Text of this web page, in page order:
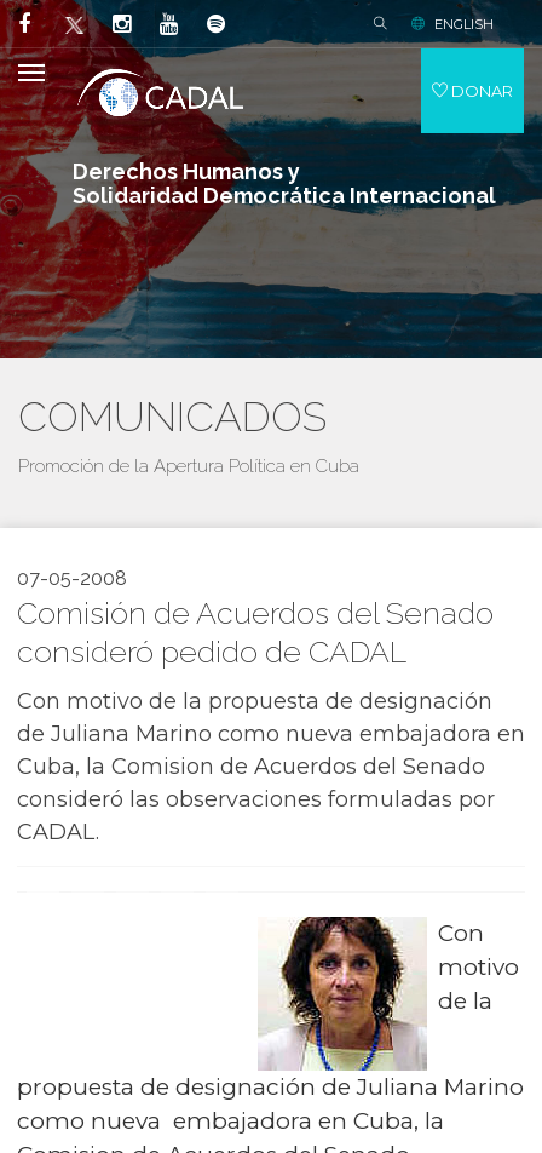
Derechos Humanos y
Solidaridad Democrática Internacional
ENGLISH
DONAR
COMUNICADOS
Promoción de la Apertura Política en Cuba
07-05-2008
Comisión de Acuerdos del Senado
consideró pedido de CADAL
Con motivo de la propuesta de designación
de Juliana Marino como nueva embajadora en
Cuba, la Comision de Acuerdos del Senado
consideró las observaciones formuladas por
CADAL.
Con
motivo
de la
propuesta de designación de Juliana Marino
como nueva embajadora en Cuba, la